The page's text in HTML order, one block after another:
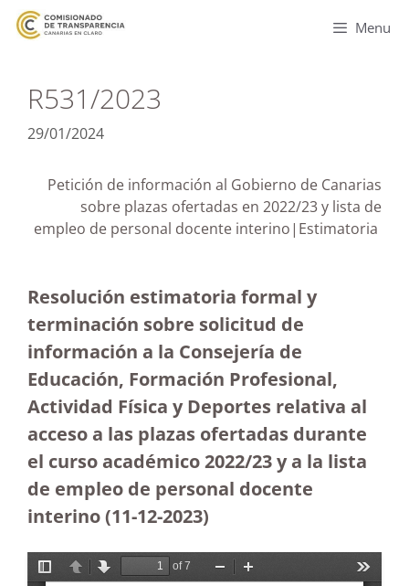
Menu
R531/2023
29/01/2024
Petición de información al Gobierno de Canarias
sobre plazas ofertadas en 2022/23 y lista de
empleo de personal docente interino|Estimatoria
Resolución estimatoria formal y
terminación sobre solicitud de
información a la Consejería de
Educación, Formación Profesional,
Actividad Física y Deportes relativa al
acceso a las plazas ofertadas durante
el curso académico 2022/23 y a la lista
de empleo de personal docente
interino (11-12-2023)